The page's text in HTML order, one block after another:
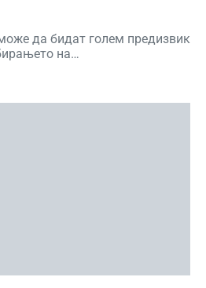
да бидат голем предизвик
на…